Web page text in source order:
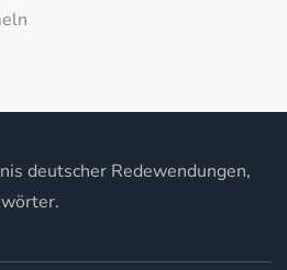
deutscher Redewendungen,